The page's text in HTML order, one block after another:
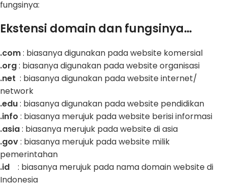
fungsinya:
Ekstensi domain dan fungsinya…
.com: biasanya digunakan pada website komersial
.org: biasanya digunakan pada website organisasi
.net : biasanya digunakan pada website internet/
network
.edu: biasanya digunakan pada website pendidikan
.info : biasanya merujuk pada website berisi informasi
.asia: biasanya merujuk pada website di asia
.gov: biasanya merujuk pada website milik
pemerintahan
.id : biasanya merujuk pada nama domain website di
Indonesia